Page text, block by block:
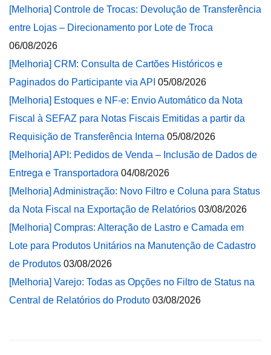
[Melhoria] Controle de Trocas: Devolução de Transferência
entre Lojas – Direcionamento por Lote de Troca
06/08/2026
[Melhoria] CRM: Consulta de Cartões Históricos e
Paginados do Participante via API 05/08/2026
[Melhoria] Estoques e NF-e: Envio Automático da Nota
Fiscal à SEFAZ para Notas Fiscais Emitidas a partir da
Requisição de Transferência Interna 05/08/2026
[Melhoria] API: Pedidos de Venda – Inclusão de Dados de
Entrega e Transportadora 04/08/2026
[Melhoria] Administração: Novo Filtro e Coluna para Status
da Nota Fiscal na Exportação de Relatórios 03/08/2026
[Melhoria] Compras: Alteração de Lastro e Camada em
Lote para Produtos Unitários na Manutenção de Cadastro
de Produtos 03/08/2026
[Melhoria] Varejo: Todas as Opções no Filtro de Status na
Central de Relatórios do Produto 03/08/2026